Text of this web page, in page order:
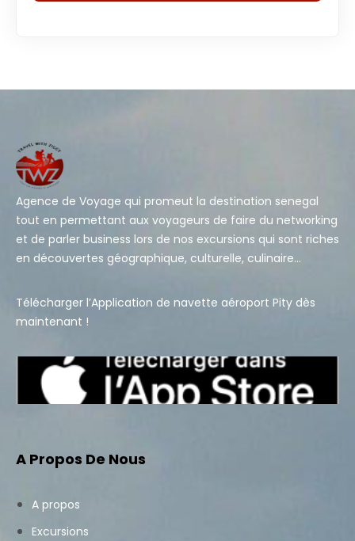
Agence de Voyage qui promeut la destination senegal
tout en permettant aux voyageurs de faire du networking
et de parler business lors de nos excursions qui sont riches
en découvertes géographique, culturelle, culinaire…
Télécharger l’Application de navette aéroport Pity dès
maintenant !
A Propos De Nous
A propos
Excursions